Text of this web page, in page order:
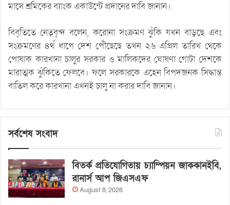
মাসে শ্রমিকের ব্যাংক একাউন্টে প্রদানের দাবি জানান।
বিবৃতিতে নেতৃবৃন্দ বলেন, করোনা সংক্রমণ ঝুঁকি যখন বাড়ছে এবং
সংক্রমণের ৪র্থ ধাপে দেশ পৌঁছেছে তখন ২৬ এপ্রিল তারিখ থেকে
পোষাক কারখানা চালুর সরকার ও মালিকদের ঘোষণা গোটা দেশকে
মারাত্মক ঝুঁকিতে ফেলবে। ফলে সরকারকে এহেন বিপদজনক সিদ্ধান্ত
বাতিল করে কারখানা এখনই চালু না করার দাবি জানান।
সর্বশেষ সংবাদ
বিতর্ক প্রতিযোগিতায় চ্যাম্পিয়ন জাককানইবি,
রানার্স আপ জিএসএফ
August 8, 2026